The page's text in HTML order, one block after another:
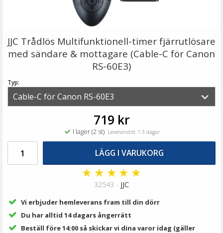
Stativskruv/spigot/gängadapter 3 i 1-kit
LÄGG I VARUKORG
Kiwifotos DHS-1 Värmeslinga för objektiv som
JJC Trådlös Multifunktionell-timer fjärrutlösare
med sändare & mottagare (Cable-C för Canon
RS-60E3)
Typ:
719 kr
I lager (2 st) Leveranstid: 1-3 dagar
LÄGG I VARUKORG
★ ★ ★ ★ ★
32543 - JJC
Vi erbjuder hemleverans fram till din dörr
Du har alltid 14 dagars ångerrätt
Beställ före 14:00 så skickar vi dina varor idag (gäller